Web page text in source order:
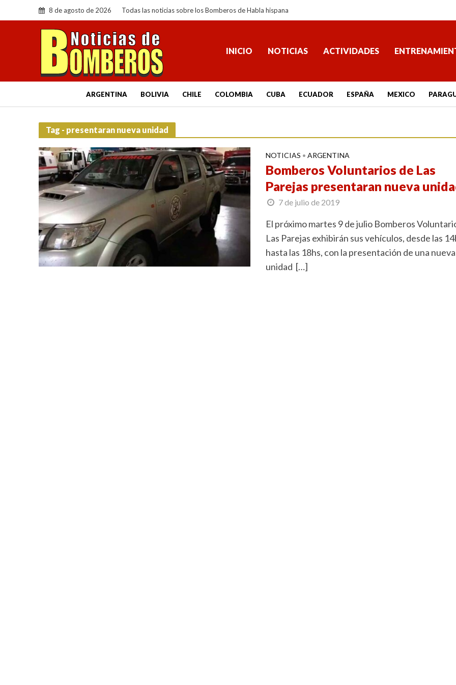
8 de agosto de 2026 Todas las noticias sobre los Bomberos de Habla hispana
INICIO NOTICIAS ACTIVIDADES
ARGENTINA BOLIVIA CHILE COLOMBIA CUBA ECUADOR ESPAÑA MEXICO
Tag - presentaran nueva unidad
NOTICIAS • ARGENTINA
Bomberos Voluntarios de Las
Parejas presentaran nueva
7 de julio de 2019
El próximo martes 9 de julio Bomberos
Las Parejas exhibirán sus vehículos, desde las
hasta las 18hs, con la presentación de una nueva
unidad […]